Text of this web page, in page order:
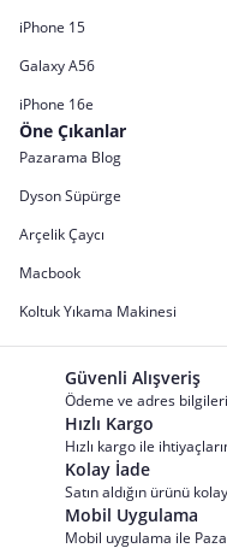
iPhone 15
Galaxy A56
iPhone 16e
Öne Çıkanlar
Pazarama Blog
Dyson Süpürge
Arçelik Çaycı
Macbook
Koltuk Yıkama Makinesi
Güvenli Alışveriş
Ödeme ve adres
Hızlı Kargo
Hızlı kargo ile
Kolay İade
Satın aldığın ürünü
Mobil Uygulama
Mobil uygulama ile